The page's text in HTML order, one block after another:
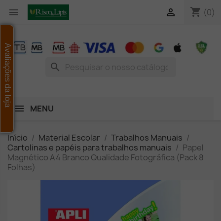
 shopping_cart (0)

search
MENU
Início Material Escolar
Trabalhos Manuais
Cartolinas e papéis para trabalhos manuais
Papel
Magnético A4 Branco Qualidade Fotográfica (Pack 8
Folhas)
Avaliações da loja